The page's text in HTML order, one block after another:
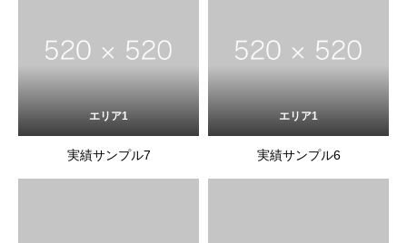
エリア1
実績サンプル7
エリア1
実績サンプル6